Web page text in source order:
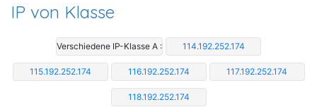
IP von Klasse
Verschiedene IP-Klasse A : 114.192.252.174
115.192.252.174 116.192.252.174 117.192.252.174
118.192.252.174